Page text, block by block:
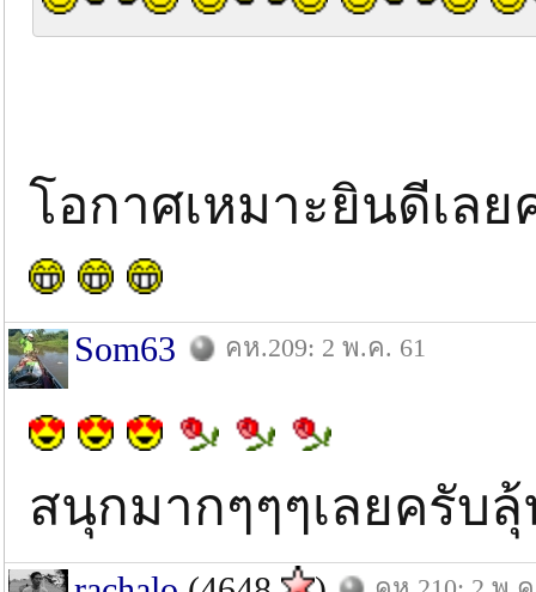
โอกาศเหมาะยินดีเลย
Som63 คห.209: 2 พ.ค. 61
สนุกมากๆๆๆเลยครับ